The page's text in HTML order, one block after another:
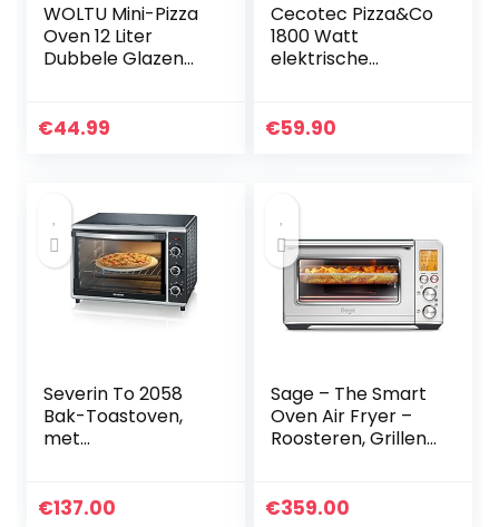
WOLTU Mini-Pizza
Oven 12 Liter
Dubbele Glazen
Timer 0-250 ° C
€44.99
Cecotec Pizza&Co
1800 Watt
elektrische
Rockstone
€59.90
Severin To 2058
Bak-Toastoven,
met
Pizzasteen,
€137.00
Sage – The Smart
Oven Air Fryer –
Roosteren, Grillen,
en Langzaam
€359.00